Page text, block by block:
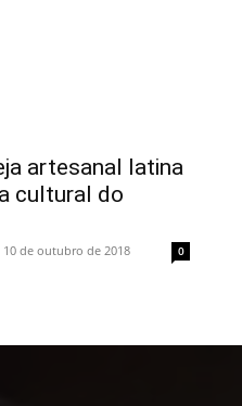
artesanal latina
cultural do
10 de outubro de 2018 0